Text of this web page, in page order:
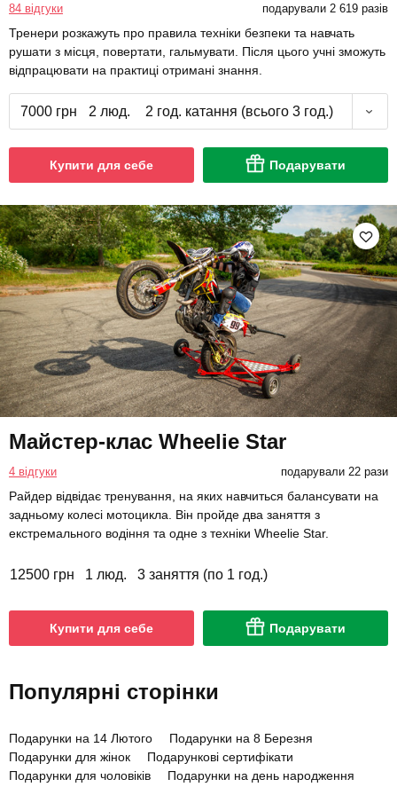
84 відгуки подарували 2 619 разів
Тренери розкажуть про правила техніки безпеки та навчать
рушати з місця, повертати, гальмувати. Після цього учні зможуть
відпрацювати на практиці отримані знання.
7000 грн 2 люд. 2 год. катання (всього 3 год.)
Купити для себе Подарувати
Майстер-клас Wheelie Star
4 відгуки подарували 22 рази
Райдер відвідає тренування, на яких навчиться балансувати на
задньому колесі мотоцикла. Він пройде два заняття з
екстремального водіння та одне з техніки Wheelie Star.
12500 грн 1 люд. 3 заняття (по 1 год.)
Купити для себе Подарувати
Популярні сторінки
Подарунки на 14 Лютого
Подарунки на 8 Березня
Подарунки для жінок
Подарункові сертифікати
Подарунки для чоловіків
Подарунки на день народження